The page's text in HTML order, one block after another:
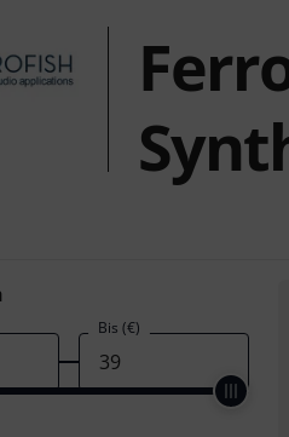
Bis (€)